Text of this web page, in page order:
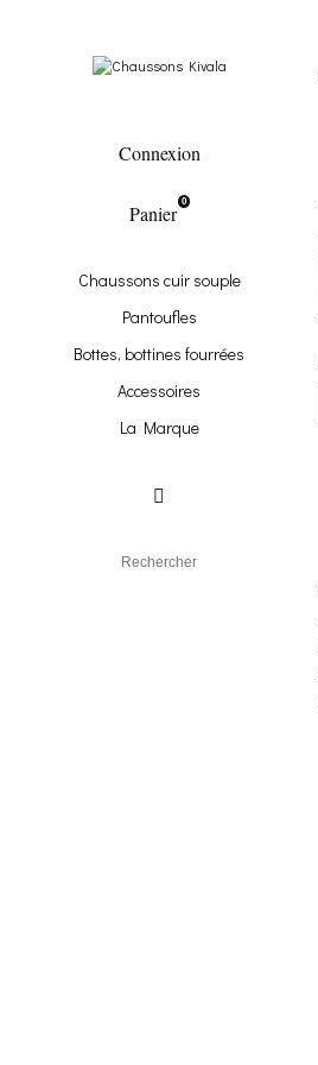
Connexion
Panier 0
Chaussons cuir souple
Pantoufles
Bottes, bottines fourrées
Accessoires
La Marque